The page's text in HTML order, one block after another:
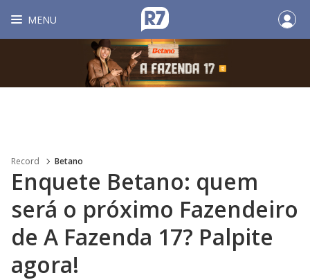
MENU
Record Betano
Enquete Betano: quem
será o próximo Fazendeiro
de A Fazenda 17? Palpite
agora!